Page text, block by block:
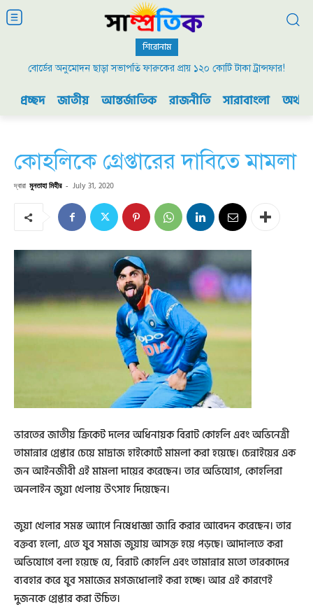
শিরোনাম
বোর্ডের অনুমোদন ছাড়া সভাপতি ফারুকের প্রায় ১২০ কোটি টাকা ট্রান্সফার!
প্রচ্ছদ জাতীয় আন্তর্জাতিক রাজনীতি সারাবাংলা
কোহলিকে গ্রেপ্তারের দাবিতে মামলা
দ্বারা মুনতাহা মিহীর - July 31, 2020
ভারতের জাতীয় ক্রিকেট দলের অধিনায়ক বিরাট কোহলি এবং অভিনেত্রী
তামান্নার গ্রেপ্তার চেয়ে মাদ্রাজ হাইকোর্টে মামলা করা হয়েছে। চেন্নাইয়ের এক
জন আইনজীবী এই মামলা দায়ের করেছেন। তার অভিযোগ, কোহলিরা
অনলাইন জুয়া খেলায় উৎসাহ দিয়েছেন।
জুয়া খেলার সমস্ত অ্যাপে নিষেধাজ্ঞা জারি করার আবেদন করেছেন। তার
বক্তব্য হলো, এতে যুব সমাজ জুয়ায় আসক্ত হয়ে পড়ছে। আদালতে করা
অভিযোগে বলা হয়েছে যে, বিরাট কোহলি এবং তামান্নার মতো তারকাদের
ব্যবহার করে যুব সমাজের মগজধোলাই করা হচ্ছে। আর এই কারণেই
দুজনকে গ্রেপ্তার করা উচিত।